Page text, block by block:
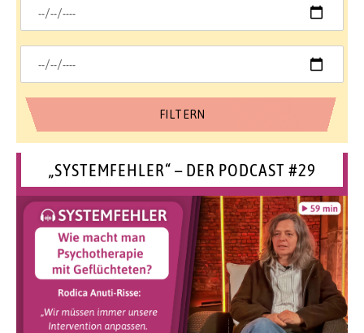
„SYSTEMFEHLER“ – DER PODCAST #29